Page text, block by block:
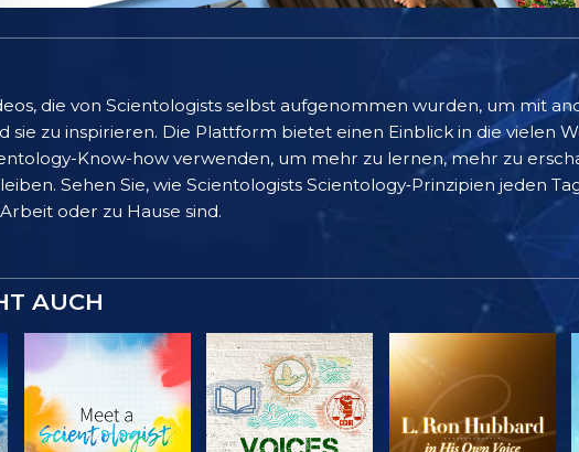
die von Scientologists selbst aufgenommen wurden, um mit
zu inspirieren. Die Plattform bietet einen Einblick in die vielen
Know-how verwenden, um mehr zu lernen, mehr zu
Sehen Sie, wie Scientologists Scientology‑Prinzipien jeden
oder zu Hause sind.
AUCH